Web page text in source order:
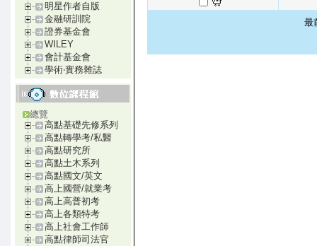
明星作者自版
金融研訓院
證券基金會
WILEY
會計基金會
學術‧實務雜誌
總覽
高點基礎先修系列
高點轉學考/私醫
高點研究所
高點土木系列
高點國文/英文
高上國營/就業考
高上高普初考
高上各類特考
高上社會工作師
高點律師司法官
最